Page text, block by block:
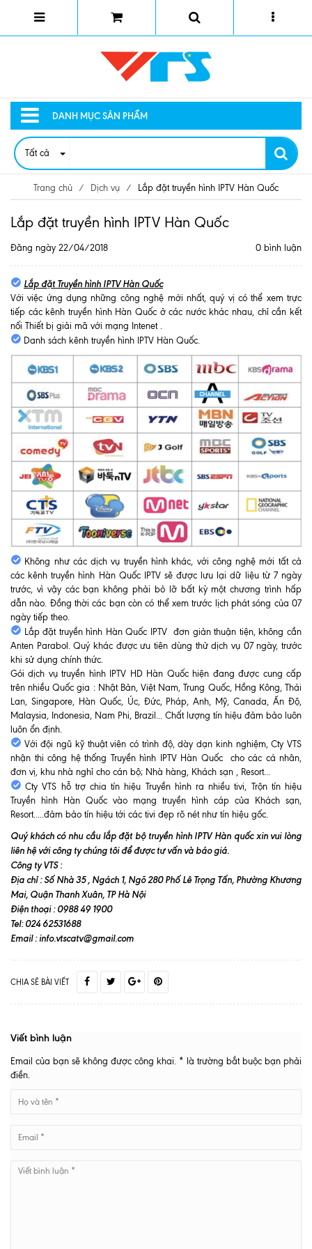
DANH MỤC SẢN PHẨM
Tất cả
Trang chủ / Dịch vụ / Lắp đặt truyền hình IPTV Hàn Quốc
Lắp đặt truyền hình IPTV Hàn Quốc
Đăng ngày 22/04/2018 0 bình luận
Lắp đặt Truyền hình IPTV Hàn Quốc
Với việc ứng dụng những công nghệ mới nhất, quý vị có thể xem trực
tiếp các kênh truyền hình Hàn Quốc ở các nước khác nhau, chỉ cần kết
nối Thiết bị giải mã với mạng Intenet .
Danh sách kênh truyền hình IPTV Hàn Quốc.
Không như các dịch vụ truyền hình khác, với công nghệ mới tất cả
các kênh truyền hình Hàn Quốc IPTV sẽ được lưu lại dữ liệu từ 7 ngày
trước, vì vậy các bạn không phải bỏ lỡ bất kỳ một chương trình hấp
dẫn nào. Đồng thời các bạn còn có thể xem trước lịch phát sóng của 07
ngày tiếp theo.
Lắp đặt truyền hình Hàn Quốc IPTV đơn giản thuận tiện, không cần
Anten Parabol. Quý khác được ưu tiên dùng thử dịch vụ 07 ngày, trước
khi sử dụng chính thức.
Gói dịch vụ truyền hình IPTV HD Hàn Quốc hiện đang được cung cấp
trên nhiều Quốc gia : Nhật Bản, Việt Nam, Trung Quốc, Hồng Kông, Thái
Lan, Singapore, Hàn Quốc, Úc, Đức, Pháp, Anh, Mỹ, Canada, Ấn Độ,
Malaysia, Indonesia, Nam Phi, Brazil... Chất lượng tín hiệu đảm bảo luôn
luôn ổn định.
Với đội ngũ kỹ thuật viên có trình độ, dày dạn kinh nghiệm, Cty VTS
nhận thi công hệ thống Truyền hình IPTV Hàn Quốc cho các cá nhân,
đơn vị, khu nhà nghỉ cho cán bộ; Nhà hàng, Khách sạn , Resort...
Cty VTS hỗ trợ chia tín hiệu Truyền hình ra nhiều tivi, Trộn tín hiệu
Truyền hình Hàn Quốc vào mạng truyền hình cáp của Khách sạn,
Resort.....đảm bảo tín hiệu tới các tivi đẹp rõ nét như tín hiệu gốc.
Quý khách có nhu cầu lắp đặt bộ truyền hình IPTV Hàn quốc xin vui lòng
liên hệ với công ty chúng tôi để được tư vấn và báo giá.
Công ty VTS :
Địa chỉ : Số Nhà 35 , Ngách 1, Ngõ 280 Phố Lê Trọng Tấn, Phường Khương
Mai, Quận Thanh Xuân, TP Hà Nội
Điện thoại : 0988 49 1900
Tel: 024 62531688
Email : info.vtscatv@gmail.com
CHIA SẺ BÀI VIẾT
Viết bình luận
Email của bạn sẽ không được công khai. * là trường bắt buộc bạn phải
điền.